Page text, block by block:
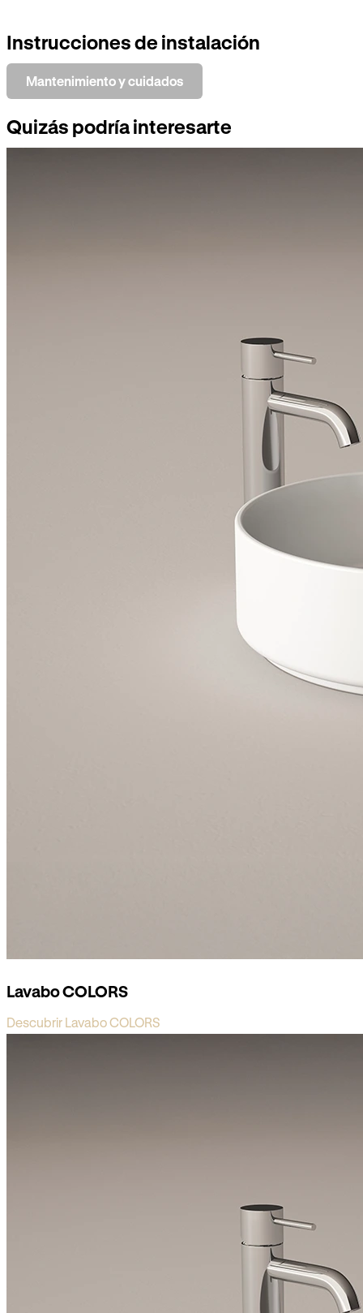
Instrucciones de instalación
Mantenimiento y cuidados
Quizás podría interesarte
Lavabo COLORS
Descubrir Lavabo COLORS